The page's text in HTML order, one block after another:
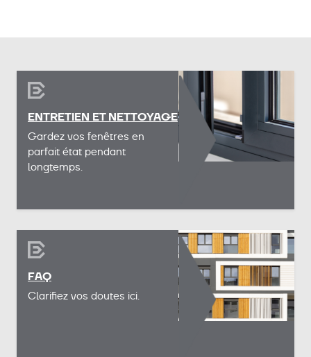
ENTRETIEN ET NETTOYAGE
Gardez vos fenêtres en
parfait état pendant
longtemps.
FAQ
Clarifiez vos doutes ici.